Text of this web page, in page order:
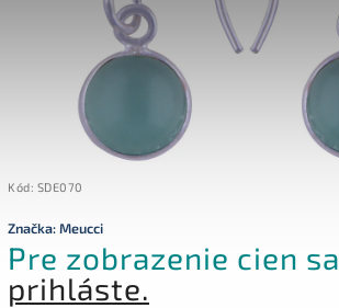
Kód: SDE070
Značka:Meucci
Pre zobrazenie cien sa
prihláste.